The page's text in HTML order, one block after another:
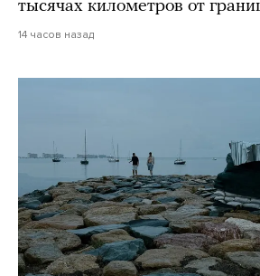
тысячах километров от
14 часов назад